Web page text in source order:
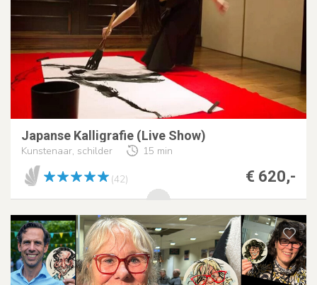
Japanse Kalligrafie (Live Show)
Kunstenaar, schilder 15 min
€ 620,-
(42)